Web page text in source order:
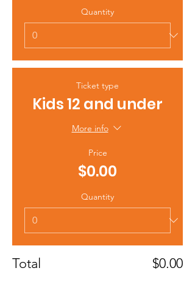
Quantity
Ticket type
Kids 12 and under
More info
Price
$0.00
Quantity
Total $0.00